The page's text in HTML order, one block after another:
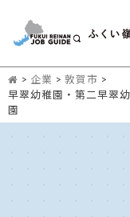
> 企業 > 敦賀市 >
早翠幼稚園・第二早翠
園